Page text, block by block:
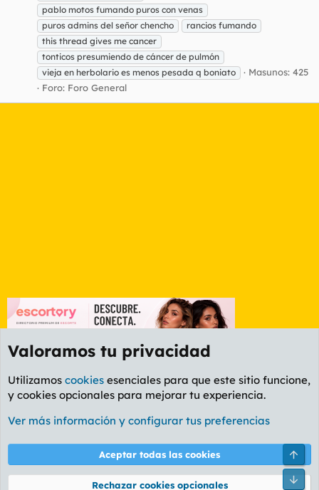
pablo motos fumando puros con venas
puros admins del señor chencho
rancios fumando
this thread gives me cancer
tonticos presumiendo de cáncer de pulmón
vieja en herbolario es menos pesada q boniato
Masunos: 425
Foro: Foro General
Etiquetas
Cookies
PL OLDSTYLE AMARILLO
Términos y reglas Política de privacidad Ayuda
Valoramos tu privacidad
Utilizamos cookies esenciales para que este sitio funcione,
y cookies opcionales para mejorar tu experiencia.
Ver más información y configurar tus preferencias
Aceptar todas las cookies
Rechazar cookies opcionales
Pie